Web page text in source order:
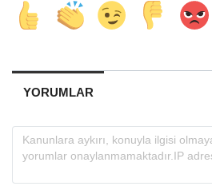
YORUMLAR